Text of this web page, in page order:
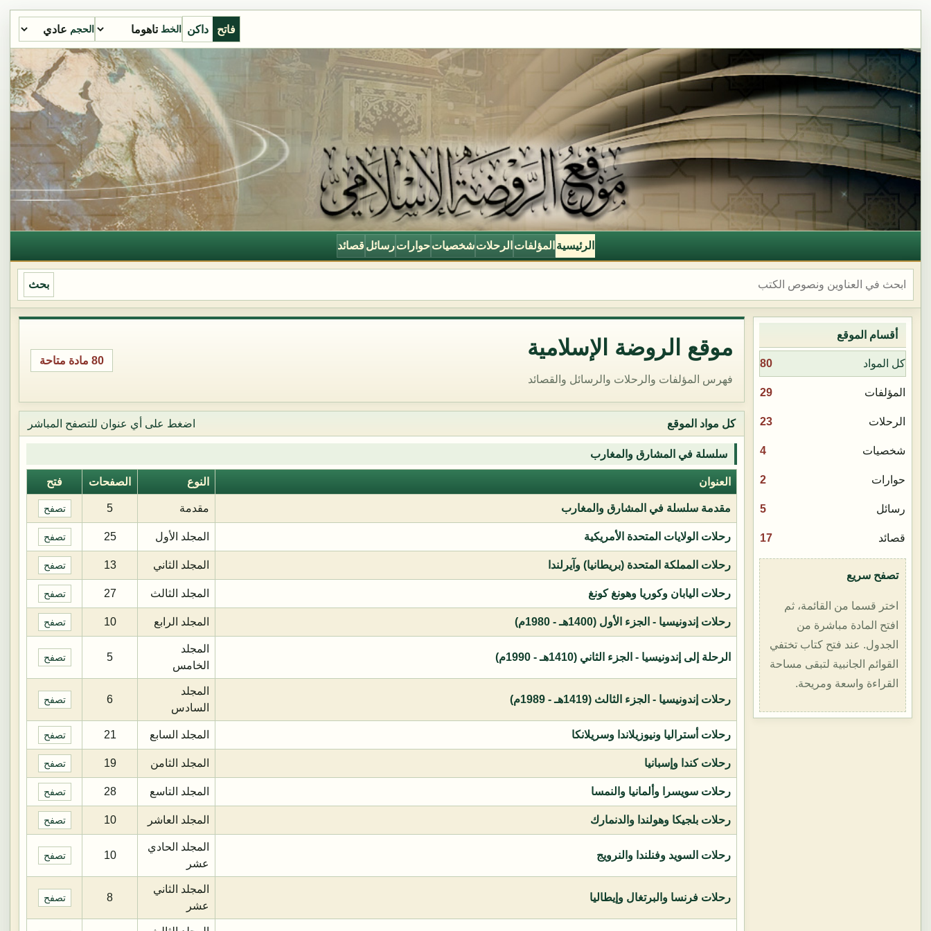
فاتح داكن الخط الحجم
الرئيسية المؤلفات الرحلات شخصيات حوارات رسائل قصائد
بحث
أقسام الموقع
كل المواد 80
المؤلفات 29
الرحلات 23
شخصيات 4
حوارات 2
رسائل 5
قصائد 17
تصفح سريع
اختر قسما من القائمة، ثم
افتح المادة مباشرة من
الجدول. عند فتح كتاب تختفي
القوائم الجانبية لتبقى مساحة
القراءة واسعة ومريحة.
موقع الروضة الإسلامية
فهرس المؤلفات والرحلات والرسائل والقصائد
80 مادة متاحة
كل مواد الموقع اضغط على أي عنوان للتصفح المباشر
سلسلة في المشارق والمغارب
العنوان النوع الصفحات فتح
مقدمة سلسلة في المشارق والمغارب مقدمة 5 تصفح
رحلات الولايات المتحدة الأمريكية المجلد الأول 25 تصفح
رحلات المملكة المتحدة (بريطانيا) وآيرلندا المجلد الثاني 13 تصفح
رحلات اليابان وكوريا وهونغ كونغ المجلد الثالث 27 تصفح
رحلات إندونيسيا - الجزء الأول (1400هـ - 1980م) المجلد الرابع 10 تصفح
الرحلة إلى إندونيسيا - الجزء الثاني (1410هـ - 1990م)
المجلد
الخامس
5 تصفح
رحلات إندونيسيا - الجزء الثالث (1419هـ - 1989م)
المجلد
السادس
6 تصفح
رحلات أستراليا ونيوزيلاندا وسريلانكا المجلد السابع 21 تصفح
رحلات كندا وإسبانيا المجلد الثامن 19 تصفح
رحلات سويسرا وألمانيا والنمسا المجلد التاسع 28 تصفح
رحلات بلجيكا وهولندا والدنمارك المجلد العاشر 10 تصفح
رحلات السويد وفنلندا والنرويج
المجلد الحادي
عشر
10 تصفح
رحلات فرنسا والبرتغال وإيطاليا
المجلد الثاني
عشر
8 تصفح